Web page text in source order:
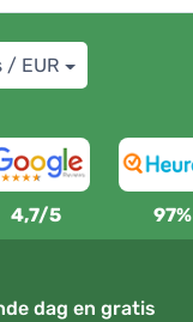
/ EUR
4,7/5 97%
dag en gratis